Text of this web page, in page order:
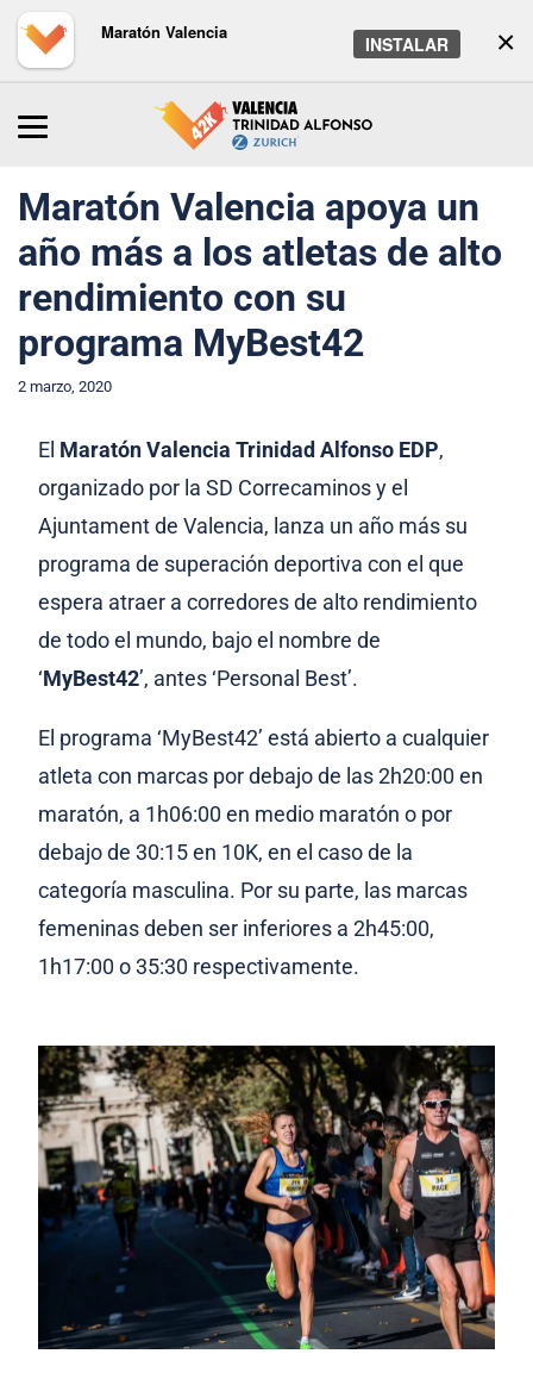
×
Maratón Valencia
INSTALAR
Noticias
Maratón Valencia apoya un
año más a los atletas de alto
rendimiento con su
programa MyBest42
2 marzo, 2020
El Maratón Valencia Trinidad Alfonso EDP,
organizado por la SD Correcaminos y el
Ajuntament de Valencia, lanza un año más su
programa de superación deportiva con el que
espera atraer a corredores de alto rendimiento
de todo el mundo, bajo el nombre de
‘MyBest42’, antes ‘Personal Best’.
El programa ‘MyBest42’ está abierto a cualquier
atleta con marcas por debajo de las 2h20:00 en
maratón, a 1h06:00 en medio maratón o por
debajo de 30:15 en 10K, en el caso de la
categoría masculina. Por su parte, las marcas
femeninas deben ser inferiores a 2h45:00,
1h17:00 o 35:30 respectivamente.